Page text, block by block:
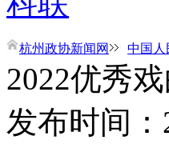
杭州政协新闻网 中国人
2022优秀
发布时间